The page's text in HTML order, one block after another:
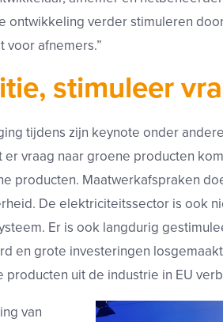
ontwikkeling verder stimuleren
voor afnemers.”
stimuleer
tijdens zijn keynote onder
vraag naar groene producten
producten. Maatwerkafspraken
De elektriciteitssector is ook
Er is ook langdurig
en grote investeringen
uit de industrie in EU
van